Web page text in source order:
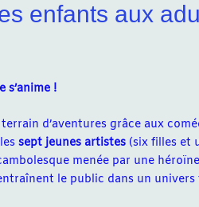
enfants aux
s’anime !
d’aventures grâce aux
sept jeunes artistes (six filles et
menée par une
le public dans un